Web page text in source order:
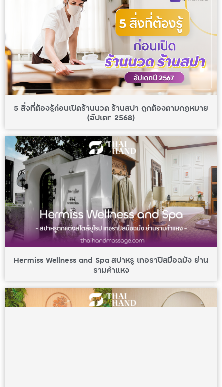
5 สิ่งที่ต้องรู้ก่อนเปิดร้านนวด ร้านสปา ถูกต้องตามกฎหมาย
(อัปเดท 2568)
Hermiss Wellness and Spa สปาหรู เทอราปิสมือฉมัง ย่าน
รามคำแหง